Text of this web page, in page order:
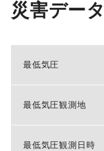
災害データ
最低気圧
最低気圧観測地
最低気圧観測日時